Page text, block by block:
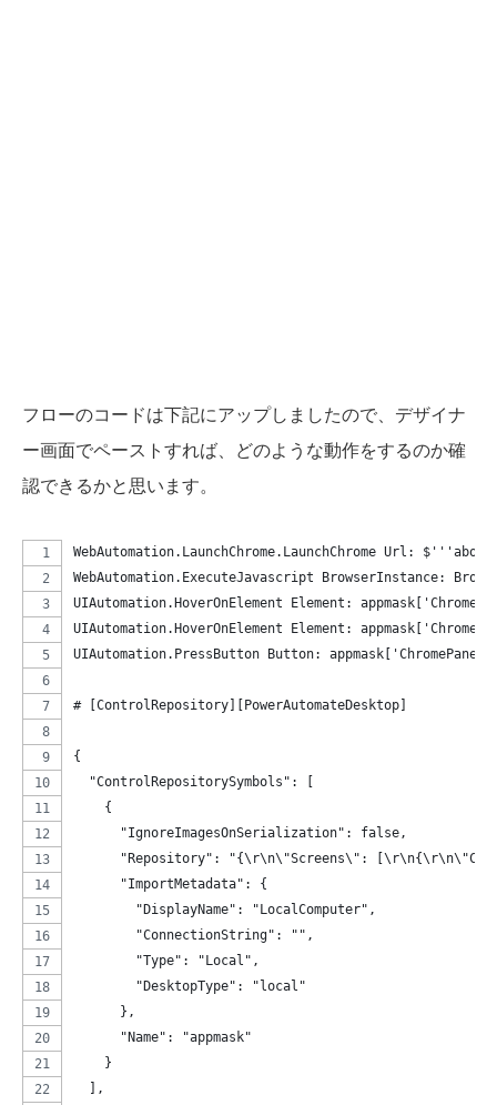
フローのコードは下記にアップしましたので、デザイナ
ー画面でペーストすれば、どのような動作をするのか確
認できるかと思います。
WebAutomation.LaunchChrome.LaunchChrome Url:
WebAutomation.ExecuteJavascript BrowserInstance:
UIAutomation.HoverOnElement Element:
UIAutomation.HoverOnElement Element:
UIAutomation.PressButton Button:
# [ControlRepository][PowerAutomateDesktop]
{
  "ControlRepositorySymbols": [
    {
      "IgnoreImagesOnSerialization": false,
"Repository": "{\r\n\"Screens\":
      "ImportMetadata": {
        "DisplayName": "LocalComputer",
        "ConnectionString": "",
        "Type": "Local",
        "DesktopType": "local"
      },
      "Name": "appmask"
    }
  ],